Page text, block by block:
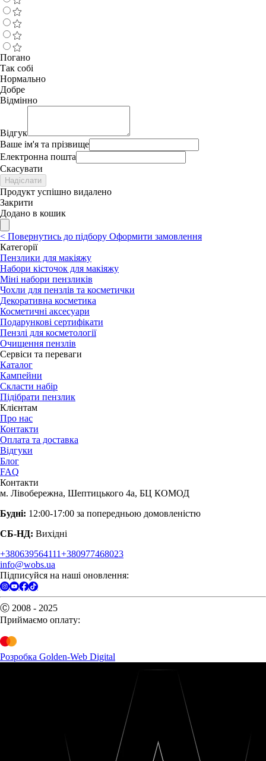
Погано
Так собі
Нормально
Добре
Відмінно
Відгук
Ваше ім'я та прізвище
Електронна пошта
Скасувати
Надіслати
Продукт успішно видалено
Закрити
Додано в кошик
< Повернутись до підбору Оформити замовлення
Категорії
Пензлики для макіяжу
Набори кісточок для макіяжу
Міні набори пензликів
Чохли для пензлів та косметички
Декоративна косметика
Косметичні аксесуари
Подарункові сертифікати
Пензлі для косметології
Очищення пензлів
Сервіси та переваги
Каталог
Кампейни
Скласти набір
Підібрати пензлик
Клієнтам
Про нас
Контакти
Оплата та доставка
Відгуки
Блог
FAQ
Контакти
м. Лівобережна, Шептицького 4а, БЦ КОМОД
Будні: 12:00-17:00 за попередньою домовленістю
СБ-НД: Вихідні
+380639564111+380977468023
info@wobs.ua
Підписуйся на наші оновлення:
Ⓒ 2008 - 2025
Приймаємо оплату:
Розробка Golden-Web Digital